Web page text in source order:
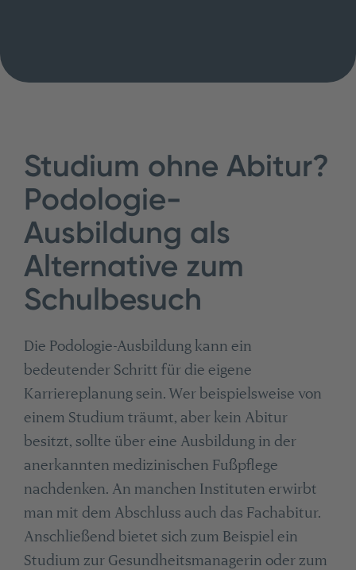
Studium ohne Abitur?
Podologie-
Ausbildung als
Alternative zum
Schulbesuch
Die Podologie-Ausbildung kann ein
bedeutender Schritt für die eigene
Karriereplanung sein. Wer beispielsweise von
einem Studium träumt, aber kein Abitur
besitzt, sollte über eine Ausbildung in der
anerkannten medizinischen Fußpflege
nachdenken. An manchen Instituten erwirbt
man mit dem Abschluss auch das Fachabitur.
Anschließend bietet sich zum Beispiel ein
Studium zur Gesundheitsmanagerin oder zum